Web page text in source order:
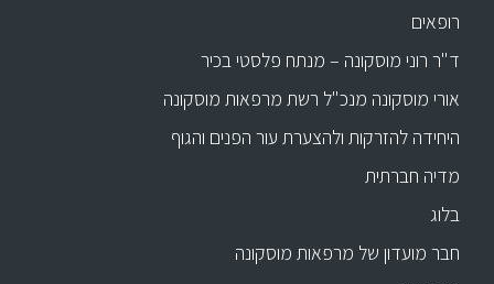
רופאים
ד"ר רוני מוסקונה – מנתח פלסטי בכיר
אורי מוסקונה מנכ"ל רשת מרפאות מוסקונה
היחידה להזרקות ולהצערת עור הפנים והגוף
מדיה חברתית
בלוג
חבר מועדון של מרפאות מוסקונה